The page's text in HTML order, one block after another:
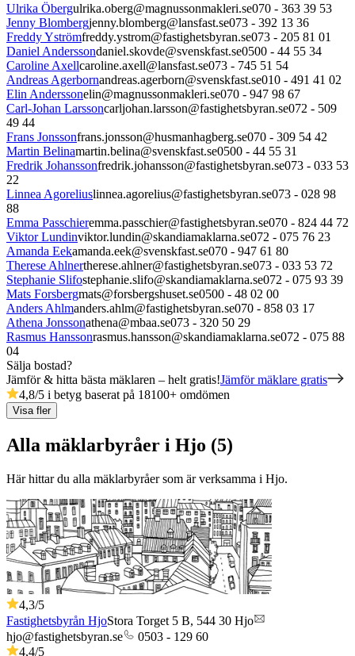
Ulrika Öbergulrika.oberg@magnussonmakleri.se070 - 363 39 53
Jenny Blombergjenny.blomberg@lansfast.se073 - 392 13 36
Freddy Yströmfreddy.ystrom@fastighetsbyran.se073 - 205 81 01
Daniel Anderssondaniel.skovde@svenskfast.se0500 - 44 55 34
Caroline Axellcaroline.axell@lansfast.se073 - 745 51 54
Andreas Agerbornandreas.agerborn@svenskfast.se010 - 491 41 02
Elin Anderssonelin@magnussonmakleri.se070 - 947 98 67
Carl-Johan Larssoncarljohan.larsson@fastighetsbyran.se072 - 509
49 44
Frans Jonssonfrans.jonsson@husmanhagberg.se070 - 309 54 42
Martin Belinamartin.belina@svenskfast.se0500 - 44 55 31
Fredrik Johanssonfredrik.johansson@fastighetsbyran.se073 - 033 53
22
Linnea Agoreliuslinnea.agorelius@fastighetsbyran.se073 - 028 98
88
Emma Passchieremma.passchier@fastighetsbyran.se070 - 824 44 72
Viktor Lundinviktor.lundin@skandiamaklarna.se072 - 075 76 23
Amanda Eekamanda.eek@svenskfast.se070 - 947 61 80
Therese Ahlnertherese.ahlner@fastighetsbyran.se073 - 033 53 72
Stephanie Slifostephanie.slifo@skandiamaklarna.se072 - 075 93 39
Mats Forsbergmats@forsbergshuset.se0500 - 48 02 00
Anders Ahlmanders.ahlm@fastighetsbyran.se070 - 858 03 17
Athena Jonssonathena@mbaa.se073 - 320 50 29
Rasmus Hanssonrasmus.hansson@skandiamaklarna.se072 - 075 88
04
Sälja bostad?
Jämför & hitta bästa mäklaren – helt gratis!Jämför mäklare gratis
4,8/5 i betyg baserat på 18100+ omdömen
Visa fler
Alla mäklarbyråer i Hjo (5)
Här hittar du alla mäklarbyråer som är verksamma i Hjo.
4,3/5
Fastighetsbyrån HjoStora Torget 5 B, 544 30 Hjo
hjo@fastighetsbyran.se
0503 - 129 60
4,4/5